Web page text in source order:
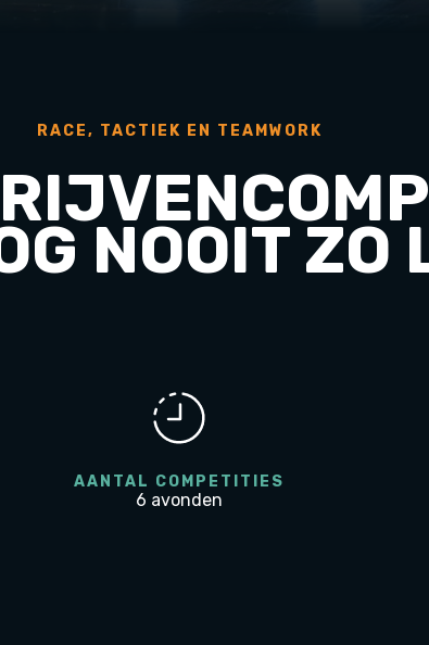
RACE, TACTIEK EN TEAMWORK
NOOIT ZO
AANTAL COMPETITIES
6 avonden